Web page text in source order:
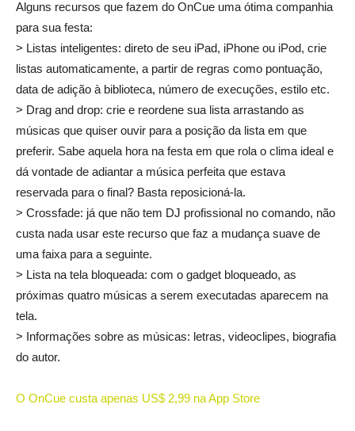
Alguns recursos que fazem do OnCue uma ótima companhia
para sua festa:
> Listas inteligentes: direto de seu iPad, iPhone ou iPod, crie
listas automaticamente, a partir de regras como pontuação,
data de adição à biblioteca, número de execuções, estilo etc.
> Drag and drop: crie e reordene sua lista arrastando as
músicas que quiser ouvir para a posição da lista em que
preferir. Sabe aquela hora na festa em que rola o clima ideal e
dá vontade de adiantar a música perfeita que estava
reservada para o final? Basta reposicioná-la.
> Crossfade: já que não tem DJ profissional no comando, não
custa nada usar este recurso que faz a mudança suave de
uma faixa para a seguinte.
> Lista na tela bloqueada: com o gadget bloqueado, as
próximas quatro músicas a serem executadas aparecem na
tela.
> Informações sobre as músicas: letras, videoclipes, biografia
do autor.
O OnCue custa apenas US$ 2,99 na App Store